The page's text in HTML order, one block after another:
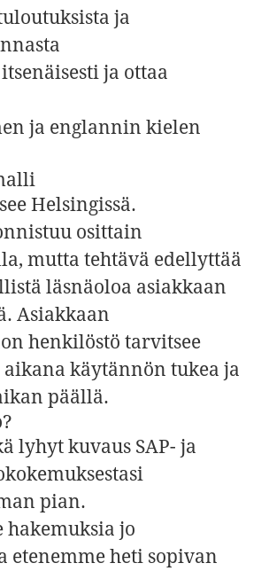
ja
ja ottaa
ja englannin kielen
Helsingissä.
osittain
mutta tehtävä edellyttää
läsnäoloa asiakkaan
Asiakkaan
henkilöstö tarvitsee
käytännön tukea ja
päällä.
lyhyt kuvaus SAP- ja
pian.
hakemuksia jo
etenemme heti sopivan